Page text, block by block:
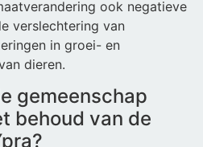
ook negatieve
verslechtering van
in groei- en
dieren.
gemeenschap
behoud van de